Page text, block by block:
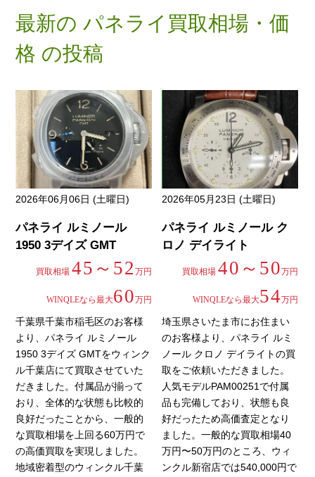
最新の パネライ買取相場・価
格 の投稿
2026年06月06日 (土曜日)
パネライ ルミノール
1950 3デイズ GMT
買取相場45～52 万円
WINQLEなら最大60万円
千葉県千葉市稲毛区のお客様
より、パネライ ルミノール
1950 3デイズ GMTをウィンク
ル千葉店にて買取させていた
だきました。付属品が揃って
おり、全体的な状態も比較的
良好だったことから、一般的
な買取相場を上回る60万円で
の高価買取を実現しました。
地域密着型のウィンクル千葉
2026年05月23日 (土曜日)
パネライ ルミノール ク
ロノ デイライト
買取相場40～50万円
WINQLEなら最大54万円
埼玉県さいたま市にお住まい
のお客様より、パネライ ルミ
ノール クロノ デイライトの買
取をご依頼いただきました。
人気モデルPAM00251で付属
品も完備しており、状態も良
好だったため高価査定となり
ました。一般的な買取相場40
万円〜50万円のところ、ウィ
ンクル新宿店では540,000円で